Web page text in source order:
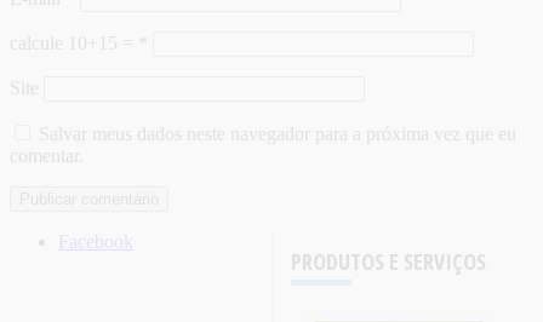
calcule 10+15 =
Site
Salvar meus dados neste navegador para a próxima vez que eu
comentar.
PRODUTOS E SERVIÇOS
Facebook